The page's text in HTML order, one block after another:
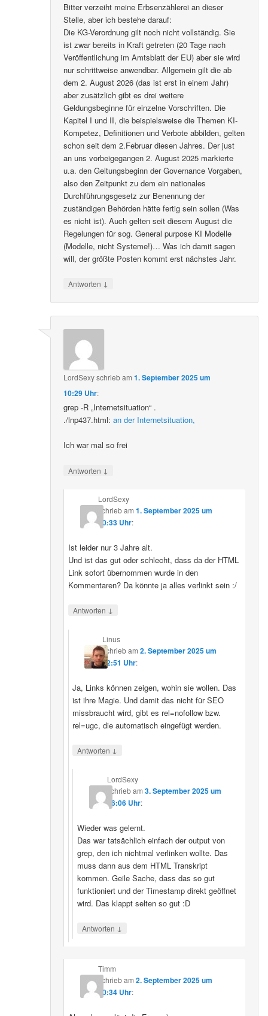
Bitter verzeiht meine Erbsenzählerei an dieser
Stelle, aber ich bestehe darauf:
Die KG-Verordnung gilt noch nicht vollständig. Sie
ist zwar bereits in Kraft getreten (20 Tage nach
Veröffentlichung im Amtsblatt der EU) aber sie wird
nur schrittweise anwendbar. Allgemein gilt die ab
dem 2. August 2026 (das ist erst in einem Jahr)
aber zusätzlich gibt es drei weitere
Geldungsbeginne für einzelne Vorschriften. Die
Kapitel I und II, die beispielsweise die Themen KI-
Kompetez, Definitionen und Verbote abbilden, gelten
schon seit dem 2.Februar diesen Jahres. Der just
an uns vorbeigegangen 2. August 2025 markierte
u.a. den Geltungsbeginn der Governance Vorgaben,
also den Zeitpunkt zu dem ein nationales
Durchführungsgesetz zur Benennung der
zuständigen Behörden hätte fertig sein sollen (Was
es nicht ist). Auch gelten seit diesem August die
Regelungen für sog. General purpose KI Modelle
(Modelle, nicht Systeme!)… Was ich damit sagen
will, der größte Posten kommt erst nächstes Jahr.
Antworten ↓
LordSexyschriebam1. September 2025 um
10:29 Uhr:
grep -R „Internetsituation“ .
./lnp437.html:an der Internetsituation,
Ich war mal so frei
Antworten ↓
LordSexy
schriebam 1. September 2025 um
10:33 Uhr:
Ist leider nur 3 Jahre alt.
Und ist das gut oder schlecht, dass da der HTML
Link sofort übernommen wurde in den
Kommentaren? Da könnte ja alles verlinkt sein :/
Antworten ↓
Linus
schriebam2. September 2025 um
12:51 Uhr:
Ja, Links können zeigen, wohin sie wollen. Das
ist ihre Magie. Und damit das nicht für SEO
missbraucht wird, gibt es rel=nofollow bzw.
rel=ugc, die automatisch eingefügt werden.
Antworten ↓
LordSexy
schriebam 3. September 2025 um
16:06 Uhr:
Wieder was gelernt.
Das war tatsächlich einfach der output von
grep, den ich nichtmal verlinken wollte. Das
muss dann aus dem HTML Transkript
kommen. Geile Sache, dass das so gut
funktioniert und der Timestamp direkt geöffnet
wird. Das klappt selten so gut :D
Antworten ↓
Timm
schriebam 2. September 2025 um
10:34 Uhr: